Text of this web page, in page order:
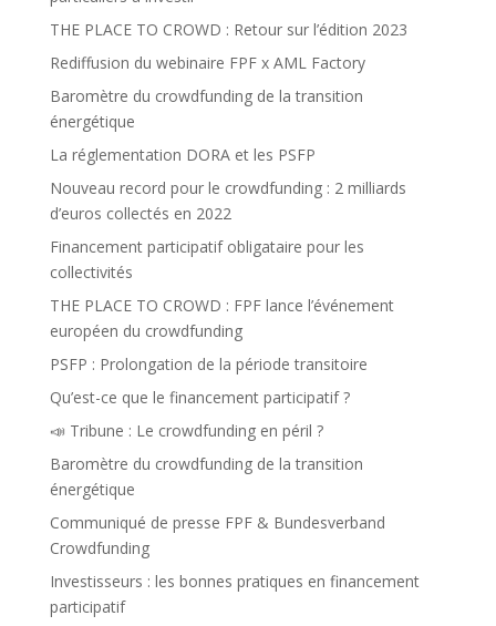
THE PLACE TO CROWD : Retour sur l’édition 2023
Rediffusion du webinaire FPF x AML Factory
Baromètre du crowdfunding de la transition
énergétique
La réglementation DORA et les PSFP
Nouveau record pour le crowdfunding : 2 milliards
d’euros collectés en 2022
Financement participatif obligataire pour les
collectivités
THE PLACE TO CROWD : FPF lance l’événement
européen du crowdfunding
PSFP : Prolongation de la période transitoire
Qu’est-ce que le financement participatif ?
📣 Tribune : Le crowdfunding en péril ?
Baromètre du crowdfunding de la transition
énergétique
Communiqué de presse FPF & Bundesverband
Crowdfunding
Investisseurs : les bonnes pratiques en financement
participatif